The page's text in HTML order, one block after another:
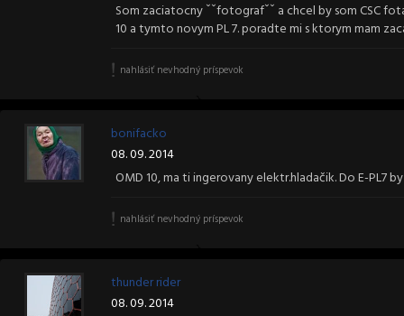
Som zaciatocny ˇˇfotografˇˇ a chcel by som CSC
10 a tymto novym PL 7. poradte mi s ktorym mam
nahlásiť nevhodný príspevok
bonifacko
08. 09. 2014
OMD 10, ma ti ingerovany elektr.hladačik. Do E-PL7
nahlásiť nevhodný príspevok
thunder rider
08. 09. 2014